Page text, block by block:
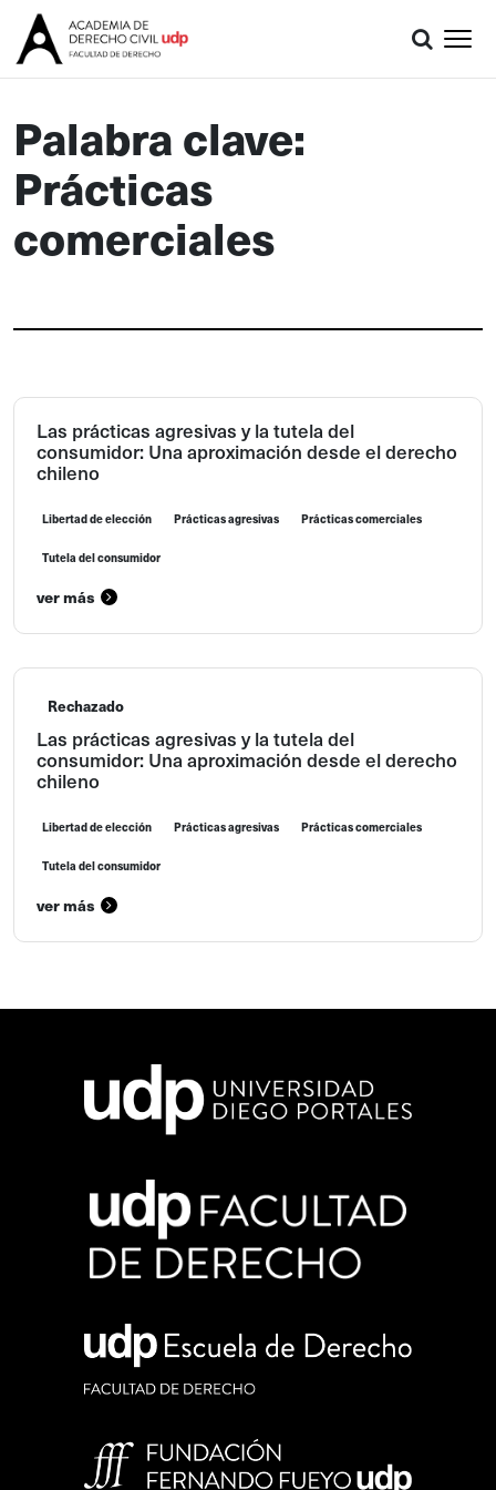
Palabra clave:
Prácticas
comerciales
Las prácticas agresivas y la tutela del
consumidor: Una aproximación desde el derecho
chileno
Libertad de elección Prácticas agresivas Prácticas comerciales
Tutela del consumidor
ver más
Rechazado
Las prácticas agresivas y la tutela del
consumidor: Una aproximación desde el derecho
chileno
Libertad de elección Prácticas agresivas Prácticas comerciales
Tutela del consumidor
ver más